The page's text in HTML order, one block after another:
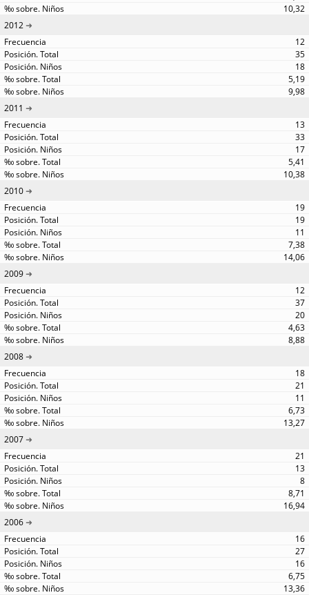
10,32
2012
12
35
18
5,19
9,98
2011
13
33
17
5,41
10,38
2010
19
19
11
7,38
14,06
2009
12
37
20
4,63
8,88
2008
18
21
11
6,73
13,27
2007
21
13
8
8,71
16,94
2006
16
27
16
6,75
13,36